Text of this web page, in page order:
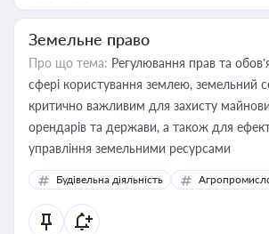
Земельне право
Про що тема: Регулювання прав та
сфері користування землею, земельний
критично важливим для захисту
орендарів та держави, а також для
управління земельними ресурсами
Будівельна діяльність